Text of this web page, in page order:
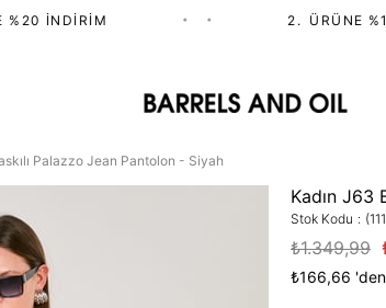
İNDIRIM • 2.⁠ ⁠ÜRÜNE %10
Palazzo Jean Pantolon - Siyah
Kadın J63
Stok Kodu
₺1.349,99
₺166,66